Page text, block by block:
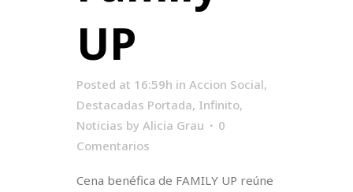
UP
Posted at 16:59h in Accion Social,
Destacadas Portada, Infinito,
Noticias by Alicia Grau
0
Comentarios
Cena benéfica de FAMILY UP reúne